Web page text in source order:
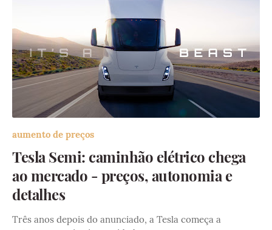
aumento de preços
Tesla Semi: caminhão elétrico chega
ao mercado - preços, autonomia e
detalhes
Três anos depois do anunciado, a Tesla começa a